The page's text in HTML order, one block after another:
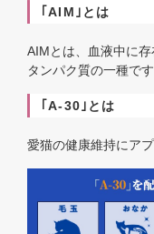
｢AIM｣とは
AIMとは、血液中に
タンパク質の一種です
｢A-30｣とは
愛猫の健康維持にア